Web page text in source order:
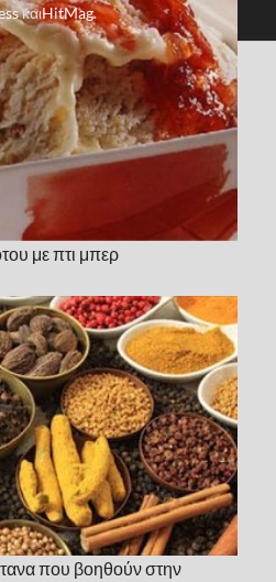
με πτι μπερ
που βοηθούν στην
καιHitMag.